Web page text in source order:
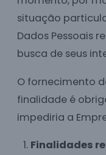
situação
Dados Pessoais
busca de seus
O fornecimento
finalidade é
impediria a
Finalidades